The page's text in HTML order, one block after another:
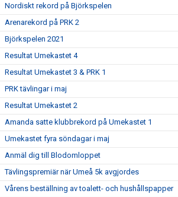
Nordiskt rekord på Björkspelen
Arenarekord på PRK 2
Björkspelen 2021
Resultat Umekastet 4
Resultat Umekastet 3 & PRK 1
PRK tävlingar i maj
Resultat Umekastet 2
Amanda satte klubbrekord på Umekastet 1
Umekastet fyra söndagar i maj
Anmäl dig till Blodomloppet
Tävlingspremiär när Umeå 5k avgjordes
Vårens beställning av toalett- och hushållspapper